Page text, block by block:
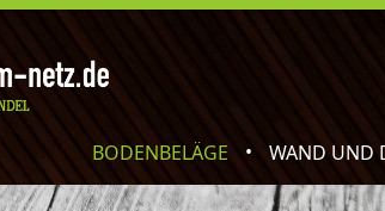
BODENBELÄGE • WAND UND